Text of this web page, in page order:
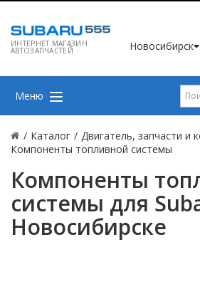
ИНТЕРНЕТ МАГАЗИН
АВТОЗАПЧАСТЕЙ Новосибирск
Меню
/ Каталог / Двигатель, запчасти и
Компоненты топливной системы
Компоненты
системы для
Новосибирске